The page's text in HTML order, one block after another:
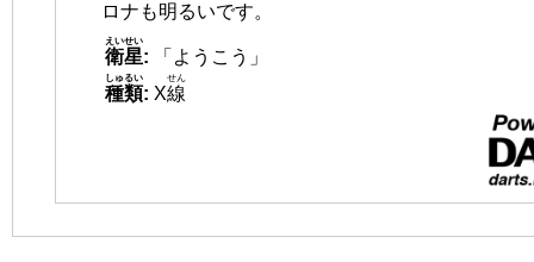
ロナも明るいです。
衛星
えいせい
:
「ようこう」
種類
しゅるい
: X線
せん